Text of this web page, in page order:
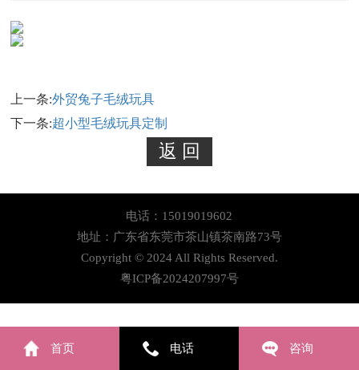
上一条:外贸兔子毛绒玩具
下一条:超小型毛绒玩具定制
电话：15019019602
地址：广东省东莞市茶山镇茶南路73号
Copyright © 2024 All Rights Reserved.
粤ICP备2024207997号
首页 电话 咨询